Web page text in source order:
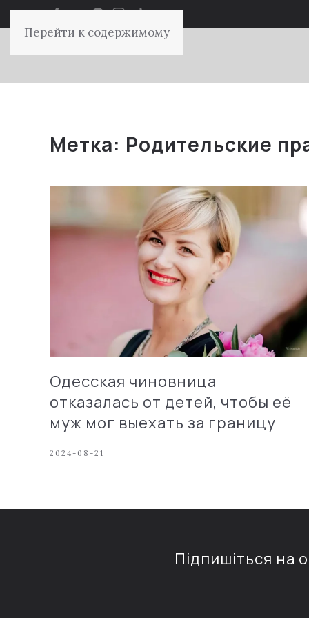
Перейти к содержимому
Метка: Родительские
Одесская чиновница
отказалась от детей, чтобы её
муж мог выехать за границу
2024-08-21
Підпишіться на